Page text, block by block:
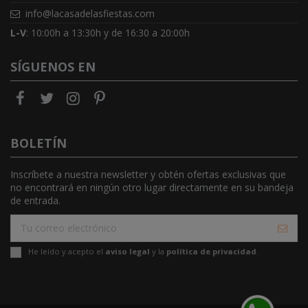
info@lacasadelasfiestas.com
L-V: 10:00h a 13:30h y de 16:30 a 20:00h
SÍGUENOS EN
BOLETÍN
Inscríbete a nuestra newsletter y obtén ofertas exclusivas que
no encontrará en ningún otro lugar directamente en su bandeja
de entrada.
He leído y acepto el aviso legal y la política de privacidad